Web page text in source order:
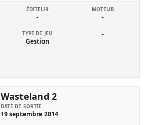
ÉDITEUR
-
MOTEUR
-
TYPE DE JEU
Gestion
-
Wasteland 2
DATE DE SORTIE
19 septembre 2014